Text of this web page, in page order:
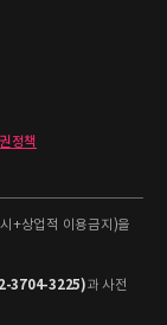
정책
+상업적 이용금지)을
3704-3225)과 사전